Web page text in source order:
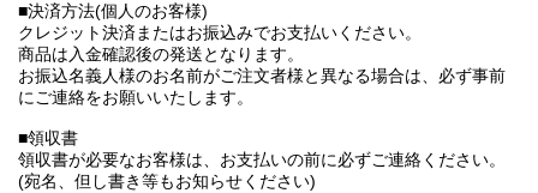
■決済方法(個人のお客様)
クレジット決済またはお振込みでお支払いください。
商品は入金確認後の発送となります。
お振込名義人様のお名前がご注文者様と異なる場合は、必ず事前
にご連絡をお願いいたします。
■領収書
領収書が必要なお客様は、お支払いの前に必ずご連絡ください。
(宛名、但し書き等もお知らせください)